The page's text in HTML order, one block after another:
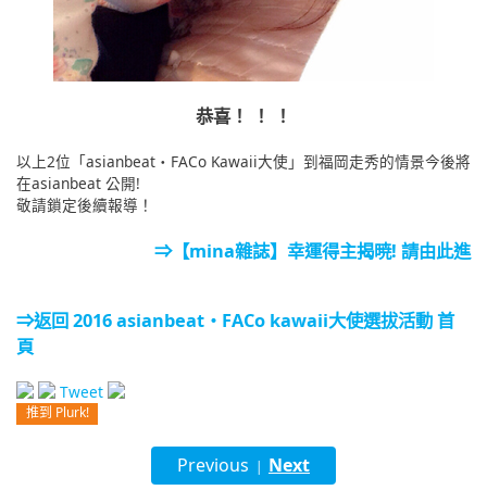
恭喜！ ！ ！
以上2位「asianbeat・FACo Kawaii大使」到福岡走秀的情景今後將
在asianbeat 公開!
敬請鎖定後續報導！
⇒【mina雜誌】幸運得主揭暁! 請由此進
⇒返回 2016 asianbeat・FACo kawaii大使選拔活動 首
頁
Tweet
推到 Plurk!
Previous | Next